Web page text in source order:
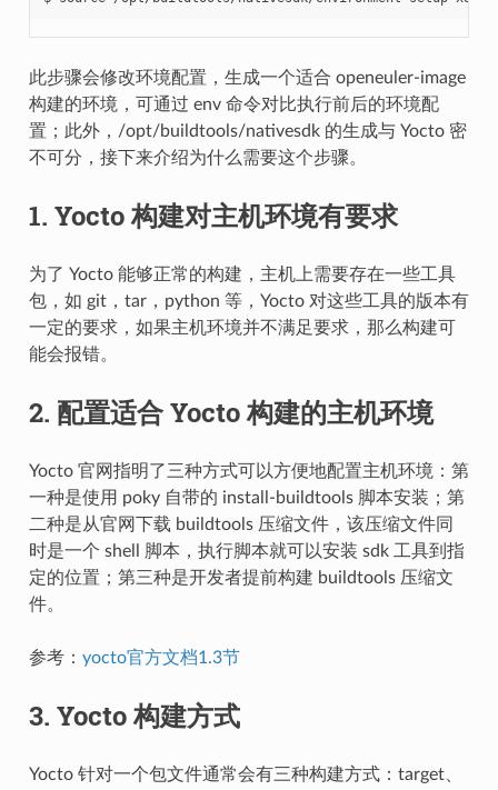
此步骤会修改环境配置，生成一个适合 openeuler-image
构建的环境，可通过 env 命令对比执行前后的环境配
置；此外，/opt/buildtools/nativesdk 的生成与 Yocto 密
不可分，接下来介绍为什么需要这个步骤。
1. Yocto 构建对主机环境有要求
为了 Yocto 能够正常的构建，主机上需要存在一些工具
包，如 git，tar，python 等，Yocto 对这些工具的版本有
一定的要求，如果主机环境并不满足要求，那么构建可
能会报错。
2. 配置适合 Yocto 构建的主机环境
Yocto 官网指明了三种方式可以方便地配置主机环境：第
一种是使用 poky 自带的 install-buildtools 脚本安装；第
二种是从官网下载 buildtools 压缩文件，该压缩文件同
时是一个 shell 脚本，执行脚本就可以安装 sdk 工具到指
定的位置；第三种是开发者提前构建 buildtools 压缩文
件。
参考： yocto官方文档1.3节
3. Yocto 构建方式
Yocto 针对一个包文件通常会有三种构建方式：target、